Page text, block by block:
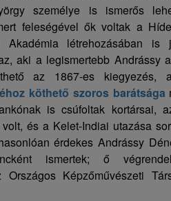
személye is ismerős
feleségével ők voltak a
Akadémia létrehozásában
aki a legismertebb Andrássy
az 1867-es kiegyezés,
köthető szoros barátsága
is csúfoltak kortársai,
és a Kelet-Indiai utazása
érdekes Andrássy
ismertek; ő
Országos Képzőművészeti